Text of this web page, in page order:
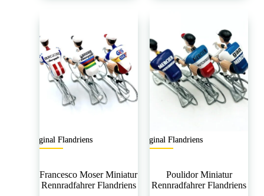
Original Flandriens
Francesco Moser Miniatur
Rennradfahrer Flandriens
Original Flandriens
Poulidor Miniatur
Rennradfahrer Flandriens